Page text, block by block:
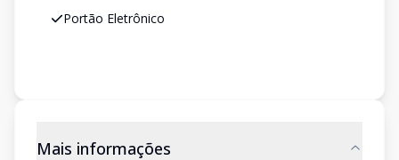
Portão Eletrônico
Mais informações